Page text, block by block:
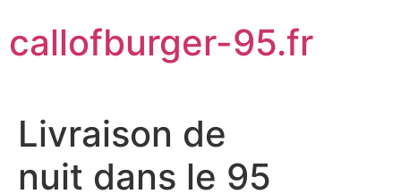
contenu
callofburger-95.fr
Livraison de
nuit dans le 95